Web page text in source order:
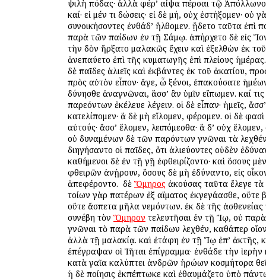
ψιλὴ πόδας· ἀλλὰ φέρ’ αἶψα πέρσαι τῷ
καί· εἰ μέν τι δώσεις· εἰ δὲ μή, οὐχ ἑστήξομεν· οὐ
συνοικήσοντες ἐνθάδ’ ἤλθομεν. ᾔδετο ταῦτα ἐπὶ
παρὰ τῶν παίδων ἐν τῇ Σάμῳ. ἀπήρχετο δὲ εἰς
τὴν ὁδὸν ἤρξατο μαλακῶς ἔχειν καὶ ἐξελθὼν ἐκ
ἀνεπαύετο ἐπὶ τῆς κυματωγῆς ἐπὶ πλείους
δὲ παῖδες ἁλιεῖς καὶ ἐκβάντες ἐκ τοῦ ἀκατίου,
πρὸς αὐτὸν εἶπον· ἄγε, ὦ ξένοι, ἐπακούσατε
δύνησθε ἀναγνῶναι, ἅσσ’ ἂν ὑμῖν εἴπωμεν. καί
παρεόντων ἐκέλευε λέγειν. οἱ δὲ εἶπαν· ἡμεῖς,
κατελίπομεν· ἃ δὲ μὴ εἵλομεν, φέρομεν. οἱ δὲ
αὐτούς· ἅσσ’ ἕλομεν, λειπόμεσθα· ἃ δ’ οὐχ
οὐ δυναμένων δὲ τῶν παρόντων γνῶναι τὰ
διηγήσαντο οἱ παῖδες, ὅτι ἁλιεύοντες οὐδὲν
καθήμενοι δὲ ἐν τῇ γῇ ἐφθειρίζοντο· καὶ ὅσους
φθειρῶν ἀνῄρουν, ὅσους δὲ μὴ ἐδύναντο, εἰς
ἀπεφέροντο. ὁ δὲ Ὅμηρος ἀκούσας ταῦτα ἔλεγε τὰ
τοίων γὰρ πατέρων ἐξ αἵματος ἐκγεγάασθε, οὔτε
οὔτε ἄσπετα μῆλα νεμόντων. ἐκ δὲ τῆς ἀσθενείας
συνέβη τὸν Ὅμηρον τελευτῆσαι ἐν τῇ Ἴῳ, οὐ
γνῶναι τὸ παρὰ τῶν παίδων λεχθέν, καθάπερ
ἀλλὰ τῇ μαλακίᾳ. καὶ ἐτάφη ἐν τῇ Ἴῳ ἐπ’ ἀκτῆς,
ἐπέγραψαν οἱ Ἰῆται ἐπίγραμμα· ἐνθάδε τὴν
κατὰ γαῖα καλύπτει ἀνδρῶν ἡρώων κοσμήτορα
ἡ δὲ ποίησις ἐκπέπτωκε καὶ ἐθαυμάζετο ὑπὸ